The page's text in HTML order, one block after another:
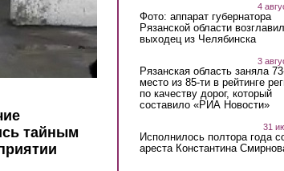
тайным
4
Фото: аппарат губернатора
Рязанской области возглавил
выходец из Челябинска
3
Рязанская область заняла
место из 85-ти в рейтинге
по качеству дорог, который
составило «РИА Новости»
31
Исполнилось полтора года
ареста Константина